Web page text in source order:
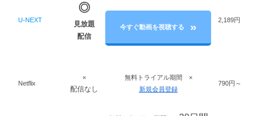
U-NEXT
◎
見放題
配信
今すぐ動画を視聴する
2,189円
Netflix
×
配信なし
無料トライアル期間 ×
新規会員登録
790円～